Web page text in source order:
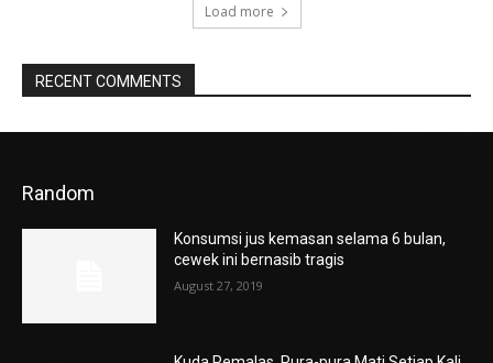
Load more
RECENT COMMENTS
Random
Konsumsi jus kemasan selama 6 bulan,
cewek ini bernasib tragis
August 27, 2019